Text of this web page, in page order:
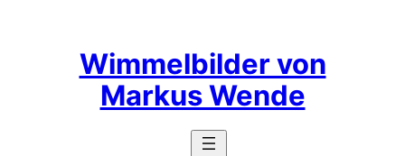
Wimmelbilder von
Markus Wende